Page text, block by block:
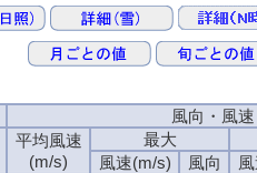
風向・風速
平均風速
(m/s)
最大
風速(m/s) 風向